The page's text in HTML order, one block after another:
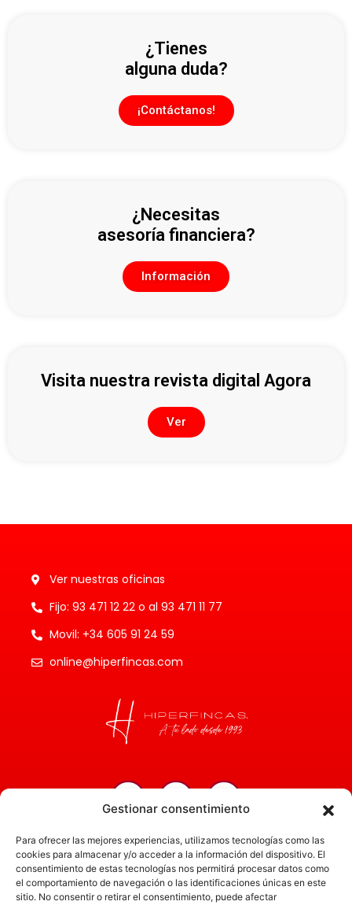
Gestionar consentimiento
Para ofrecer las mejores experiencias, utilizamos tecnologías como las
cookies para almacenar y/o acceder a la información del dispositivo. El
consentimiento de estas tecnologías nos permitirá procesar datos como
el comportamiento de navegación o las identificaciones únicas en este
sitio. No consentir o retirar el consentimiento, puede afectar
¿Tienes
alguna duda?
¡Contáctanos!
¿Necesitas
asesoría financiera?
Información
Visita nuestra revista digital Agora
Ver
Ver nuestras oficinas
Fijo: 93 471 12 22 o al 93 471 11 77
Movil: +34 605 91 24 59
online@hiperfincas.com
Servicios
Administración
Actualidad